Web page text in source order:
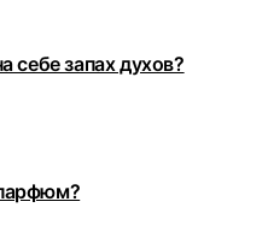
себе запах духов?